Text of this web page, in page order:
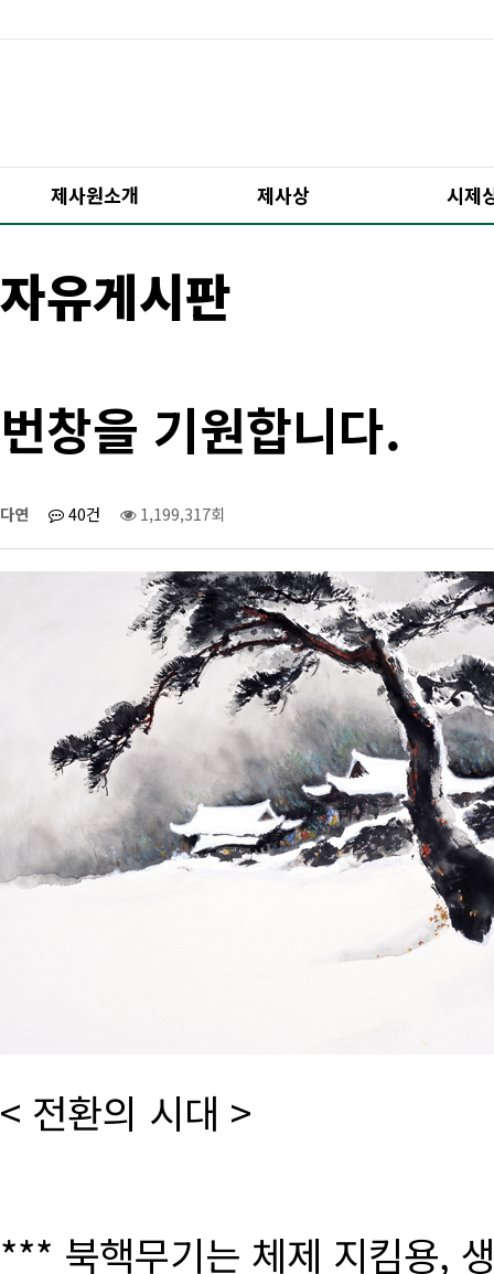
제사원소개 제사상 시제
자유게시판
번창을 기원합니다.
다연 40건 1,199,317회
< 전환의 시대 >
*** 북핵무기는 체제 지킴용,